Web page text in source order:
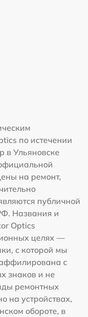
по истечении
в Ульяновске
на ремонт,
публичной
Названия и
Optics
целях —
с которой мы
с
знаков и не
ремонтных
на устройствах,
обороте, в